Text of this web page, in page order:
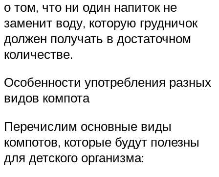
о том, что ни один напиток не
заменит воду, которую грудничок
должен получать в достаточном
количестве.
Особенности употребления разных
видов компота
Перечислим основные виды
компотов, которые будут полезны
для детского организма: